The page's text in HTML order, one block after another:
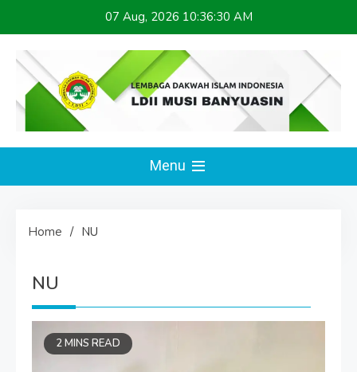
to
content
07 Aug, 2026 10:36:30 AM
LDII MUSI BANYUASIN
Menu
Home NU
NU
2 MINS READ